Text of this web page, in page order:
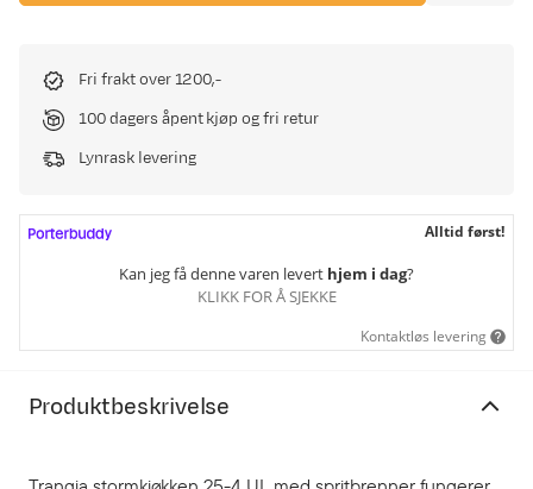
Fri frakt over 1200,-
100 dagers åpent kjøp og fri retur
Lynrask levering
Alltid først!
Kan jeg få denne varen levert hjem i dag?
KLIKK FOR Å SJEKKE
Kontaktløs levering
Produktbeskrivelse